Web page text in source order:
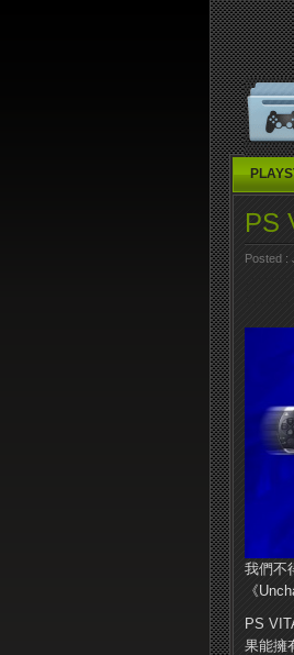
PS
Posted :
我們不
《
PS
果能擁